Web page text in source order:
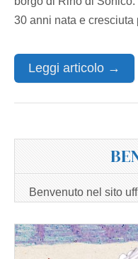
30 anni nata e
Leggi articolo →
Benvenuto nel sito